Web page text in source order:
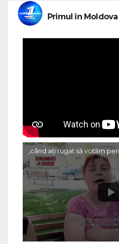
Primul în Moldova
„când ați rugat să votăm